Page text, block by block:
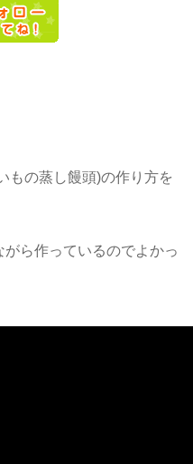
もの蒸し饅頭)の作り方を
ら作っているのでよかっ